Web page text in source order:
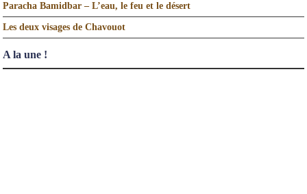
Paracha Bamidbar – L’eau, le feu et le désert
Les deux visages de Chavouot
A la une !